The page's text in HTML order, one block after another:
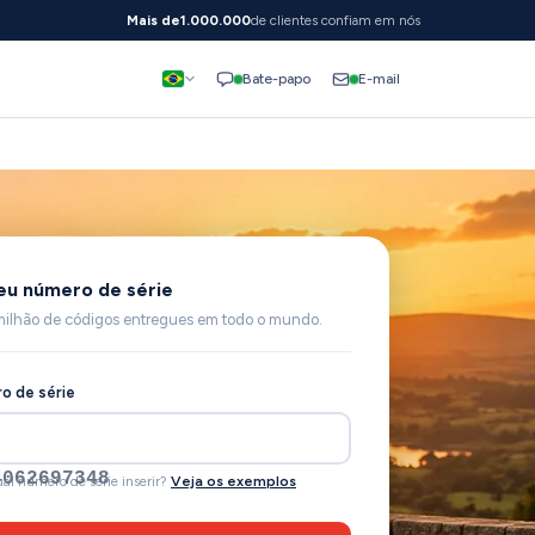
Mais de1.000.000de clientes confiam em nós
Bate-papo E-mail
número de série
de códigos entregues em todo o mundo.
de série
número de série inserir? Veja os exemplos